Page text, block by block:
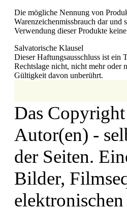
Die mögliche Nennung von
Warenzeichenmissbrauch dar
Verwendung dieser Produkte
Salvatorische Klausel
Dieser Haftungsausschluss ist ein
Rechtslage nicht, nicht mehr oder
Gültigkeit davon unberührt.
Das
Autor(en) -
der Seiten.
Bilder,